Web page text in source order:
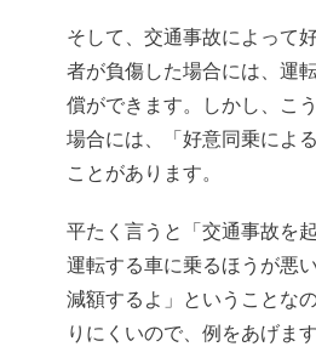
そして、交通事故によって
者が負傷した場合には、運
償ができます。しかし、こ
場合には、「好意同乗によ
ことがあります。
平たく言うと「交通事故を
運転する車に乗るほうが悪
減額するよ」ということな
りにくいので、例をあげます